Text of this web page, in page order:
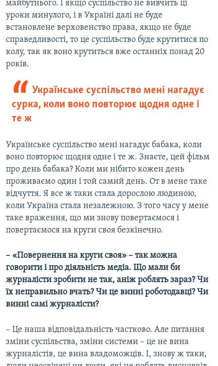
майбутнього. І якщо суспільство не вивчить ці
уроки минулого, і в Україні далі не буде
встановлене верховенство права, якщо не буде
справедливості, то це суспільство буде крутитися по
колу, так як воно крутиться вже останніх понад 20
років.
Українське суспільство мені нагадує
сурка, коли воно повторює щодня одне і
те ж
Українське суспільство мені нагадує бабака, коли
воно повторює щодня одне і те ж. Знаєте, цей фільм
про день бабака? Коли ми нібито кожен день
проживаємо один і той самий день. От в мене таке
відчуття. Я все ж таки стала дорослою людиною,
коли Україна стала незалежною. З того часу у мене
таке враження, що ми знову повертаємося і
повертаємося на круги своя безкінечно.
– «Повернення на круги своя» – так можна
говорити і про діяльність медіа. Що мали би
журналісти зробити не так, аніж роблять зараз? Чи
їх неправильно вчать? Чи це винні роботодавці? Чи
винні самі журналісти?
– Це наша відповідальність частково. Але питання
зміни суспільства, зміни системи – це не вина
журналістів, це вина владоможців. І, знову ж таки,